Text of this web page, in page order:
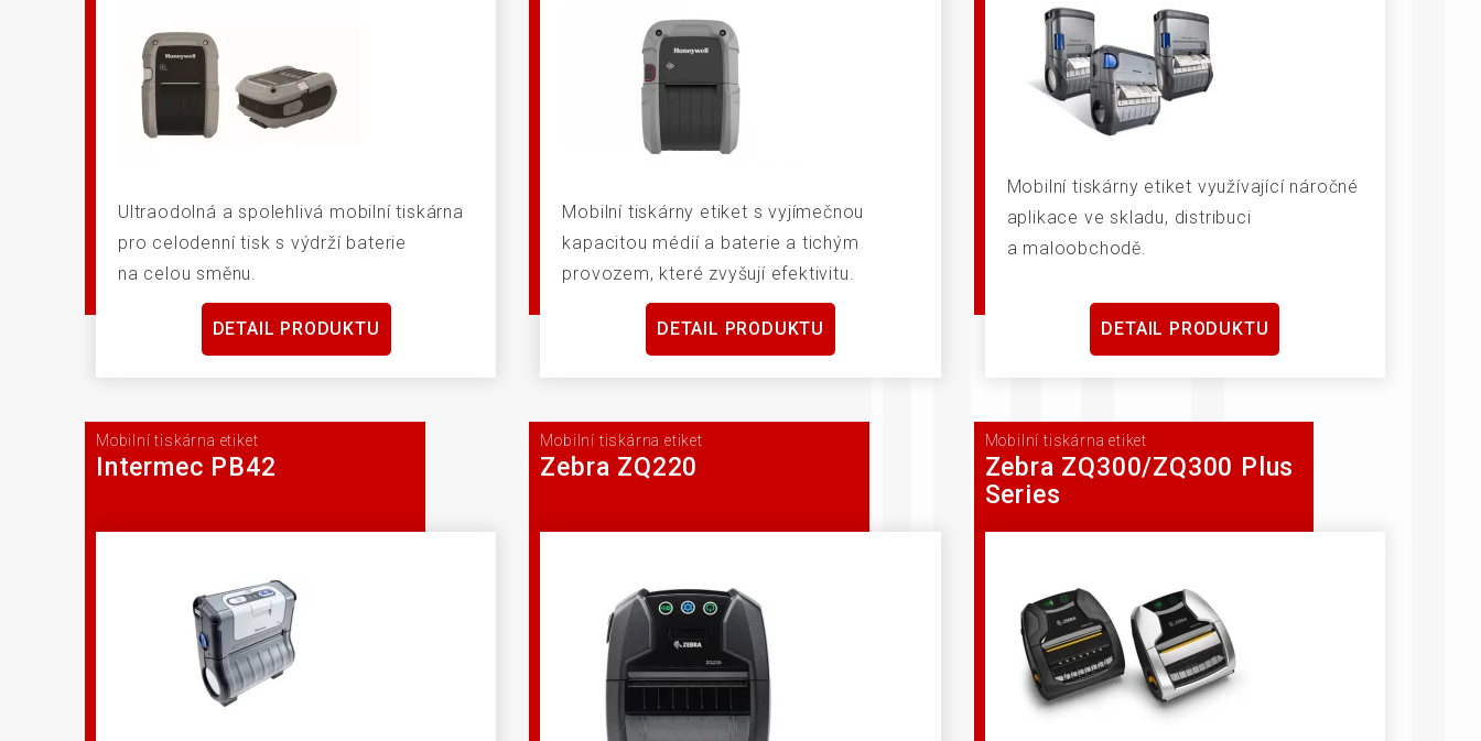
Ultraodolná a spolehlivá mobilní tiskárna
pro celodenní tisk s výdrží baterie
na celou směnu.
DETAIL PRODUKTU
Mobilní tiskárny etiket s vyjímečnou
kapacitou médií a baterie a tichým
provozem, které zvyšují efektivitu.
DETAIL PRODUKTU
Mobilní tiskárny etiket využívající náročné
aplikace ve skladu, distribuci
a maloobchodě.
DETAIL PRODUKTU
Mobilní tiskárna etiket
Intermec PB42
Mobilní tiskárna etiket
Zebra ZQ220
Mobilní tiskárna etiket
Zebra ZQ300/ZQ300 Plus
Series